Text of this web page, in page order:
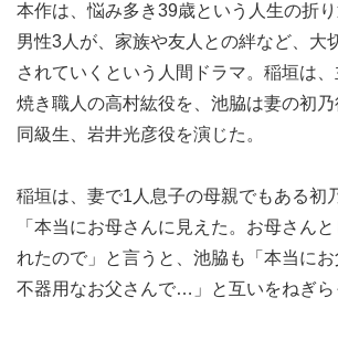
本作は、悩み多き39歳という人生の折
男性3人が、家族や友人との絆など、大
されていくという人間ドラマ。稲垣は
焼き職人の高村紘役を、池脇は妻の初
同級生、岩井光彦役を演じた。
稲垣は、妻で1人息子の母親でもある初
「本当にお母さんに見えた。お母さん
れたので」と言うと、池脇も「本当にお
不器用なお父さんで…」と互いをねぎら